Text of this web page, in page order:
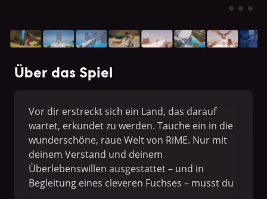
Über das Spiel
Vor dir erstreckt sich ein Land, das darauf
wartet, erkundet zu werden. Tauche ein in die
wunderschöne, raue Welt von RiME. Nur mit
deinem Verstand und deinem
Überlebenswillen ausgestattet – und in
Begleitung eines cleveren Fuchses – musst du